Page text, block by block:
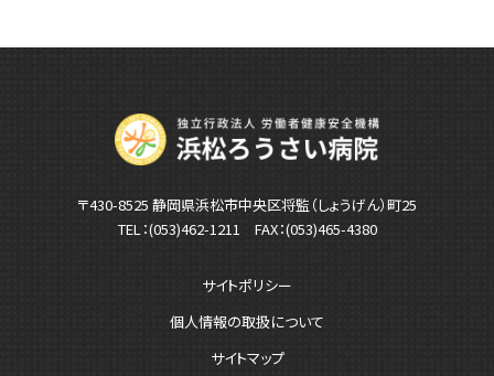
〒430-8525 静岡県浜松市中央区将監（しょうげん）町25
TEL：(053)462-1211 FAX：(053)465-4380
サイトポリシー
個人情報の取扱について
サイトマップ